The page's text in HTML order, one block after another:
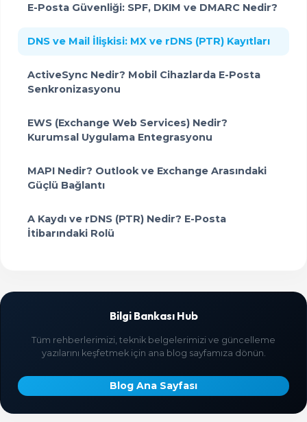
E-Posta Güvenliği: SPF, DKIM ve DMARC Nedir?
DNS ve Mail İlişkisi: MX ve rDNS (PTR) Kayıtları
ActiveSync Nedir? Mobil Cihazlarda E-Posta
Senkronizasyonu
EWS (Exchange Web Services) Nedir?
Kurumsal Uygulama Entegrasyonu
MAPI Nedir? Outlook ve Exchange Arasındaki
Güçlü Bağlantı
A Kaydı ve rDNS (PTR) Nedir? E-Posta
İtibarındaki Rolü
Bilgi Bankası Hub
Tüm rehberlerimizi, teknik belgelerimizi ve güncelleme
yazılarını keşfetmek için ana blog sayfamıza dönün.
Blog Ana Sayfası